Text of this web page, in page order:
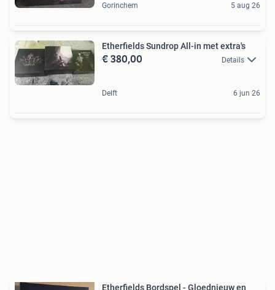
Gorinchem 5 aug 26
Etherfields Sundrop All-in met extra's
€ 380,00 Details
Delft 6 jun 26
Etherfields Bordspel - Gloednieuw en